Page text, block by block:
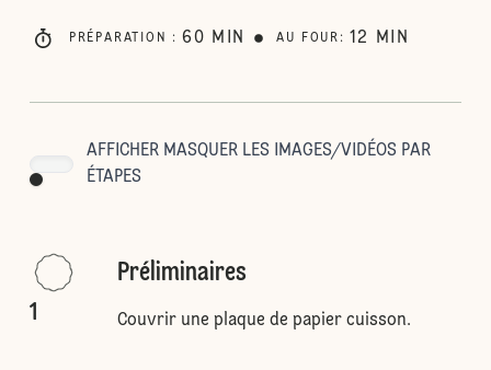
PRÉPARATION : 60 MIN AU FOUR : 12 MIN
AFFICHER MASQUER LES IMAGES/VIDÉOS PAR
ÉTAPES
1
Préliminaires
Couvrir une plaque de papier cuisson.